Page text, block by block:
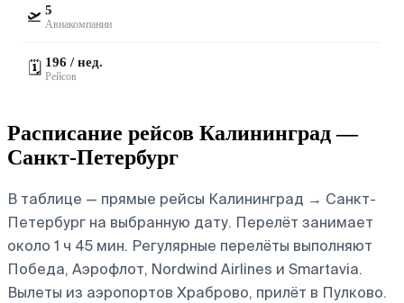
🛫 5
Авиакомпании
🗓️ 196 / нед.
Рейсов
Расписание рейсов Калининград —
Санкт-Петербург
В таблице — прямые рейсы Калининград → Санкт-
Петербург на выбранную дату. Перелёт занимает
около 1 ч 45 мин. Регулярные перелёты выполняют
Победа, Аэрофлот, Nordwind Airlines и Smartavia.
Вылеты из аэропортов Храброво, прилёт в Пулково.